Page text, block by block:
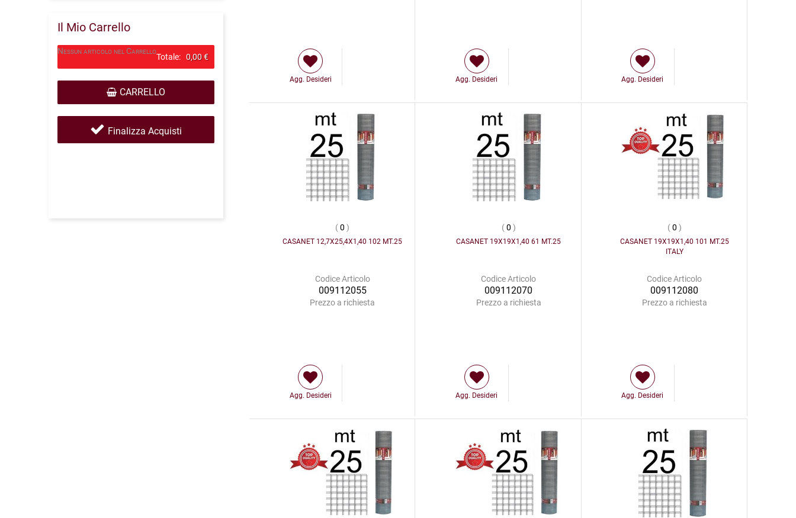
Il Mio Carrello
Nessun articolo nel Carrello
Totale: 0,00 €
CARRELLO
Finalizza Acquisti
Agg. Desideri Agg. Desideri Agg. Desideri
(0)
CASANET 12,7X25,4X1,40 102 MT.25
Codice Articolo
009112055
Prezzo a richiesta
Agg. Desideri
(0 )
CASANET 19X19X1,40 61 MT.25
Codice Articolo
009112070
Prezzo a richiesta
Agg. Desideri
(0 )
CASANET 19X19X1,40 101 MT.25
ITALY
Codice Articolo
009112080
Prezzo a richiesta
Agg. Desideri